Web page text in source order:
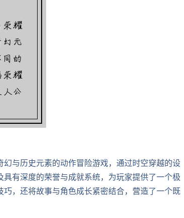
与历史元素的动作冒险游戏，通过时空穿越的设
有深度的荣誉与成就系统，为玩家提供了一个极
，还将故事与角色成长紧密结合，营造了一个既